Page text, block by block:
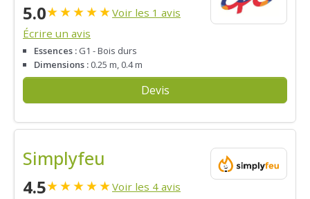
5.0★★★★★Voir les 1 avis
Écrire un avis
Essences : G1 - Bois durs
Dimensions : 0.25 m, 0.4 m
Devis
Simplyfeu
4.5★★★★★Voir les 4 avis